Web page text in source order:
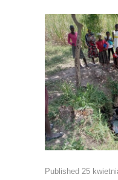
Published 25